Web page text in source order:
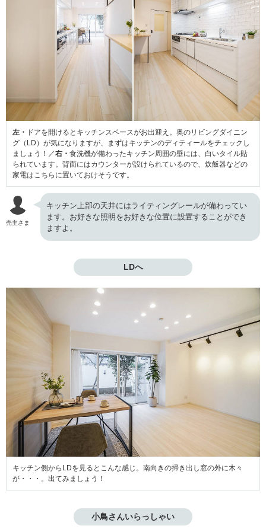
左・ ドアを開けるとキッチンスペースがお出迎え。奥のリビングダイニン
グ（LD）が気になりますが、まずはキッチンのディティールをチェックし
ましょう！／右・ 食洗機が備わったキッチン周囲の壁には、白いタイル貼
られています。背面にはカウンターが設けられているので、炊飯器などの
家電はこちらに置いておけそうです。
売主さま
キッチン上部の天井にはライティングレールが備わってい
ます。お好きな照明をお好きな位置に設置することができ
ますよ。
LDへ
キッチン側からLDを見るとこんな感じ。南向きの掃き出し窓の外に木々
が・・・。出てみましょう！
小鳥さんいらっしゃい